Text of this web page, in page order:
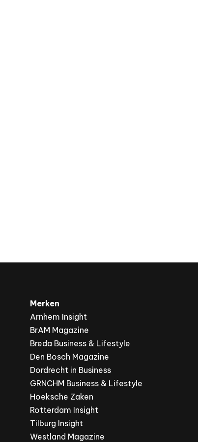
Merken
Arnhem Insight
BrAM Magazine
Breda Business & Lifestyle
Den Bosch Magazine
Dordrecht in Business
GRNCHM Business & Lifestyle
Hoeksche Zaken
Rotterdam Insight
Tilburg Insight
Westland Magazine